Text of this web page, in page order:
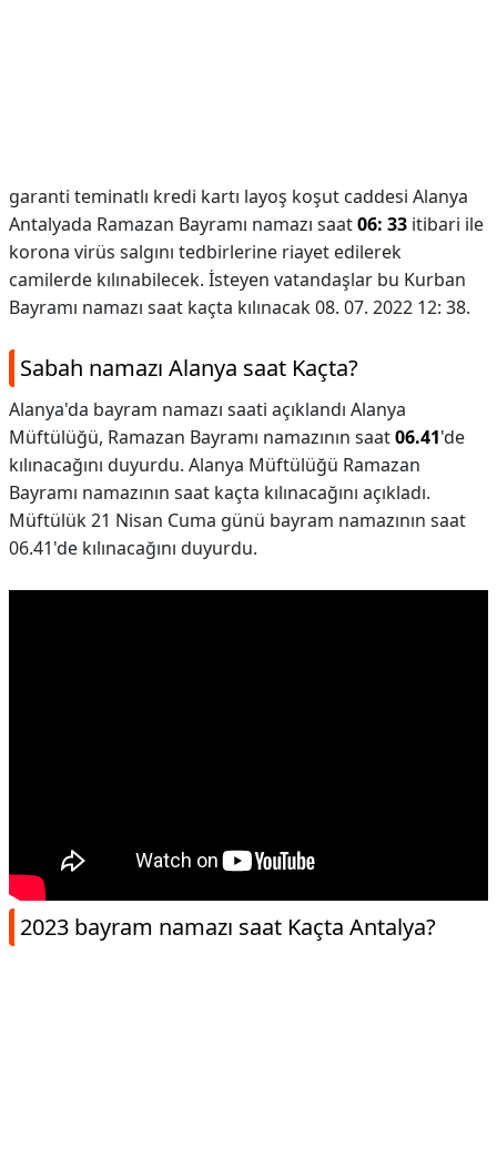
garanti teminatlı kredi kartı layoş koşut caddesi Alanya
Antalyada Ramazan Bayramı namazı saat06: 33 itibari ile
korona virüs salgını tedbirlerine riayet edilerek
camilerde kılınabilecek. İsteyen vatandaşlar bu Kurban
Bayramı namazı saat kaçta kılınacak 08. 07. 2022 12: 38.
Sabah namazı Alanya saat Kaçta?
Alanya'da bayram namazı saati açıklandı Alanya
Müftülüğü, Ramazan Bayramı namazının saat06.41'de
kılınacağını duyurdu. Alanya Müftülüğü Ramazan
Bayramı namazının saat kaçta kılınacağını açıkladı.
Müftülük 21 Nisan Cuma günü bayram namazının saat
06.41'de kılınacağını duyurdu.
2023 bayram namazı saat Kaçta Antalya?